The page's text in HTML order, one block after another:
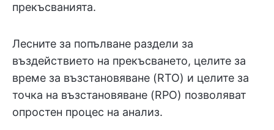
прекъсванията.
Лесните за попълване раздели за
въздействието на прекъсването, целите за
време за възстановяване (RTO) и целите за
точка на възстановяване (RPO) позволяват
опростен процес на анализ.